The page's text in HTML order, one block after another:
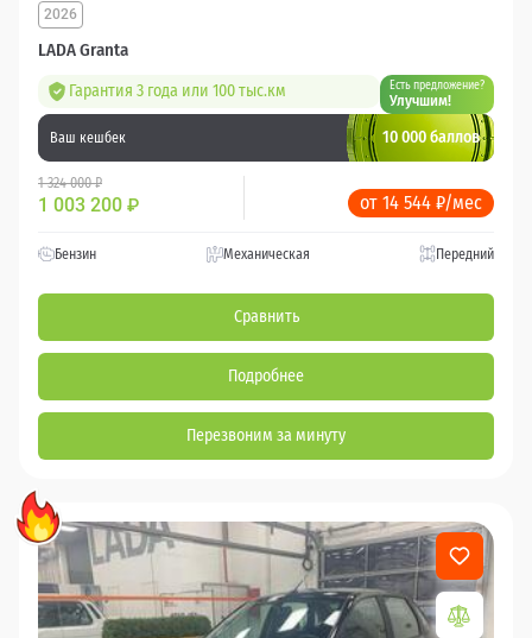
LADA Granta
2026
Гарантия 3 года или 100 тыс.км Есть предложение?
Улучшим!
Ваш кешбек 10 000 баллов
1 324 000 ₽
1 003 200 ₽ от 14 544 ₽/мес
Бензин Механическая Передний
Сравнить
Подробнее
Перезвоним за минуту